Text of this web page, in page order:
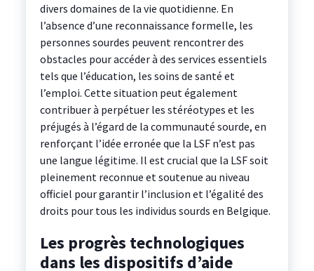
divers domaines de la vie quotidienne. En
l’absence d’une reconnaissance formelle, les
personnes sourdes peuvent rencontrer des
obstacles pour accéder à des services essentiels
tels que l’éducation, les soins de santé et
l’emploi. Cette situation peut également
contribuer à perpétuer les stéréotypes et les
préjugés à l’égard de la communauté sourde, en
renforçant l’idée erronée que la LSF n’est pas
une langue légitime. Il est crucial que la LSF soit
pleinement reconnue et soutenue au niveau
officiel pour garantir l’inclusion et l’égalité des
droits pour tous les individus sourds en Belgique.
Les progrès technologiques
dans les dispositifs d’aide